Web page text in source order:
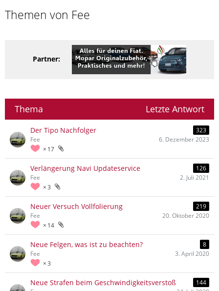
Themen von Fee
Partner:
Thema Letzte Antwort
Der Tipo Nachfolger 323
17
Fee 6. Dezember 2023
Verlängerung Navi Updateservice 126
3
Fee 2. Juli 2021
Neuer Versuch Vollfolierung 219
14
Fee 20. Oktober 2020
Neue Felgen, was ist zu beachten? 8
3
Fee 3. April 2020
Neue Strafen beim Geschwindigkeitsverstoß 144